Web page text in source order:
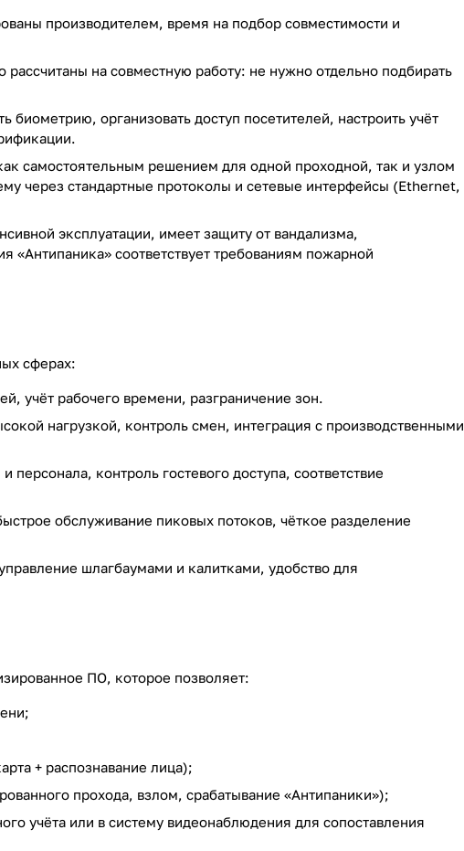
производителем, время на подбор совместимости и
на совместную работу: не нужно отдельно подбирать
биометрию, организовать доступ посетителей, настроить учёт
самостоятельным решением для одной проходной, так и узлом
через стандартные протоколы и сетевые интерфейсы (Ethernet,
эксплуатации, имеет защиту от вандализма,
соответствует требованиям пожарной
сферах:
учёт рабочего времени, разграничение зон.
нагрузкой, контроль смен, интеграция с производственными
персонала, контроль гостевого доступа, соответствие
обслуживание пиковых потоков, чёткое разделение
шлагбаумами и калитками, удобство для
ПО, которое позволяет:
+ распознавание лица);
прохода, взлом, срабатывание «Антипаники»);
учёта или в систему видеонаблюдения для сопоставления